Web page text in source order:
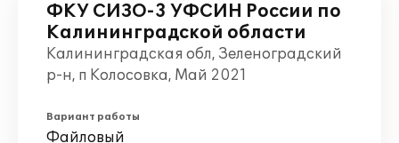
ФКУ СИЗО-3 УФСИН России по
Калининградской области
Калининградская обл, Зеленоградский
р-н, п Колосовка, Май 2021
Вариант работы
Файловый